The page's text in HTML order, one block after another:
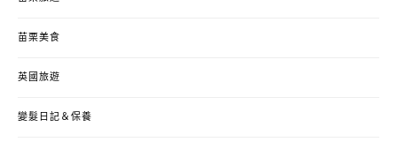
苗栗美食
英國旅遊
變髮日記＆保養